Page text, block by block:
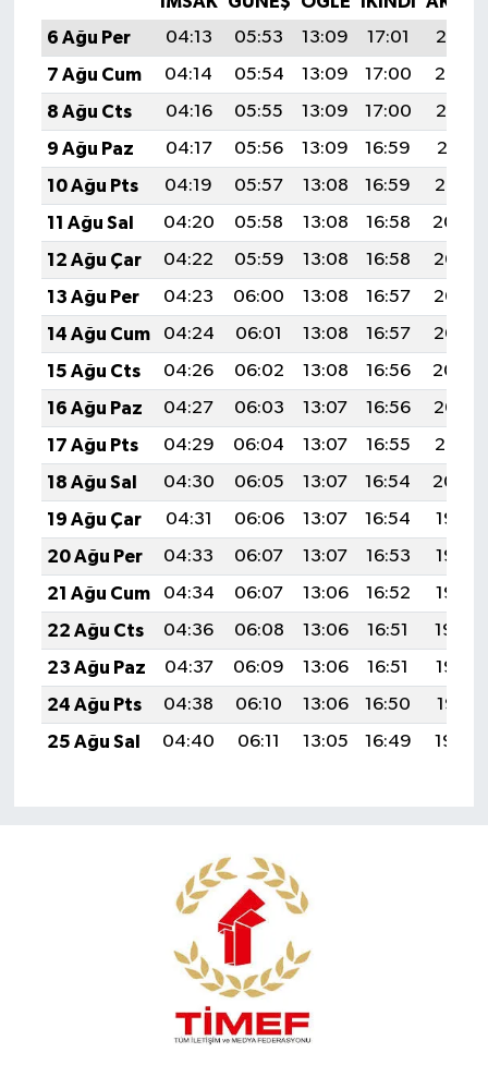
6 Ağu Per
04:13 05:53 13:09 17:01
20:15
7 Ağu Cum
04:14 05:54 13:09 17:00
20:14
8 Ağu Cts
04:16 05:55 13:09 17:00
20:13
9 Ağu Paz
04:17 05:56 13:09 16:59
20:11
10 Ağu Pts
04:19 05:57 13:08 16:59
20:10
11 Ağu Sal
04:20 05:58 13:08 16:58
20:09
12 Ağu Çar
04:22 05:59 13:08 16:58
20:08
13 Ağu Per
04:23 06:00 13:08 16:57
20:06
14 Ağu Cum
04:24 06:01 13:08 16:57
20:05
15 Ağu Cts
04:26 06:02 13:08 16:56
20:04
16 Ağu Paz
04:27 06:03 13:07 16:56
20:02
17 Ağu Pts
04:29 06:04 13:07 16:55
20:01
18 Ağu Sal
04:30 06:05 13:07 16:54
20:00
19 Ağu Çar
04:31 06:06 13:07 16:54
19:58
20 Ağu Per
04:33 06:07 13:07 16:53
19:57
21 Ağu Cum
04:34 06:07 13:06 16:52
19:55
22 Ağu Cts
04:36 06:08 13:06 16:51
19:54
23 Ağu Paz
04:37 06:09 13:06 16:51
19:52
24 Ağu Pts
04:38 06:10 13:06 16:50
19:51
25 Ağu Sal
04:40 06:11 13:05 16:49 19:49